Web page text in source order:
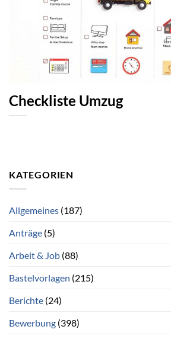
Checkliste Umzug
KATEGORIEN
Allgemeines (187)
Anträge (5)
Arbeit & Job (88)
Bastelvorlagen (215)
Berichte (24)
Bewerbung (398)